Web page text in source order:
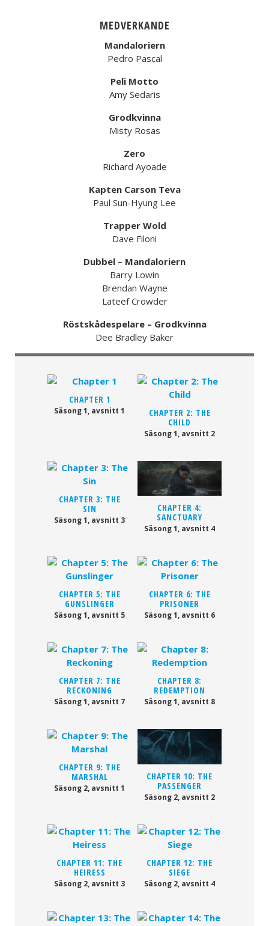
MEDVERKANDE
Mandaloriern
Pedro Pascal
Peli Motto
Amy Sedaris
Grodkvinna
Misty Rosas
Zero
Richard Ayoade
Kapten Carson Teva
Paul Sun-Hyung Lee
Trapper Wold
Dave Filoni
Dubbel – Mandaloriern
Barry Lowin
Brendan Wayne
Lateef Crowder
Röstskådespelare – Grodkvinna
Dee Bradley Baker
CHAPTER 1
Säsong 1, avsnitt 1
CHAPTER 2: THE
CHILD
Säsong 1, avsnitt 2
CHAPTER 3: THE
SIN
Säsong 1, avsnitt 3
CHAPTER 4:
SANCTUARY
Säsong 1, avsnitt 4
CHAPTER 5: THE
GUNSLINGER
Säsong 1, avsnitt 5
CHAPTER 6: THE
PRISONER
Säsong 1, avsnitt 6
CHAPTER 7: THE
RECKONING
Säsong 1, avsnitt 7
CHAPTER 8:
REDEMPTION
Säsong 1, avsnitt 8
CHAPTER 9: THE
MARSHAL
Säsong 2, avsnitt 1
CHAPTER 10: THE
PASSENGER
Säsong 2, avsnitt 2
CHAPTER 11: THE
HEIRESS
Säsong 2, avsnitt 3
CHAPTER 12: THE
SIEGE
Säsong 2, avsnitt 4